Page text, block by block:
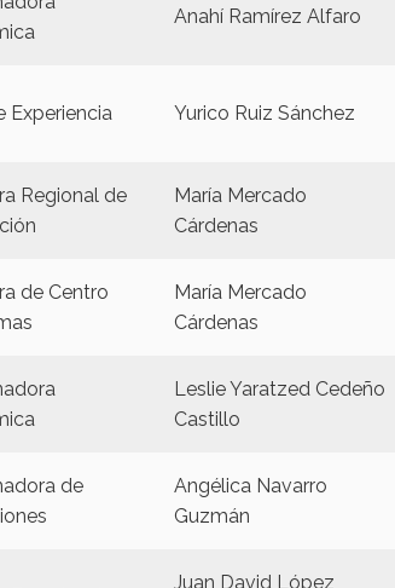
Anahí Ramírez Alfaro
Experiencia Yurico Ruiz Sánchez
Regional de
María Mercado
Cárdenas
de Centro
María Mercado
Cárdenas
Leslie Yaratzed Cedeño
Castillo
de
Angélica Navarro
Guzmán
Juan David López